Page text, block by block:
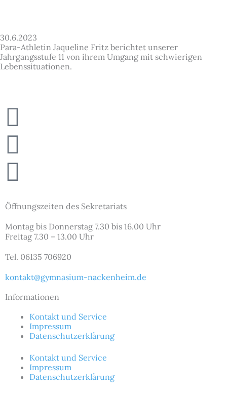
30.6.2023
Para-Athletin Jaqueline Fritz berichtet unserer
Jahrgangsstufe 11 von ihrem Umgang mit schwierigen
Lebenssituationen.
Newspaper
Instagram
Podcast
Öffnungszeiten des Sekretariats
Montag bis Donnerstag 7.30 bis 16.00 Uhr
Freitag 7.30 – 13.00 Uhr
Tel. 06135 706920
kontakt@gymnasium-nackenheim.de
Informationen
Kontakt und Service
Impressum
Datenschutzerklärung
Kontakt und Service
Impressum
Datenschutzerklärung